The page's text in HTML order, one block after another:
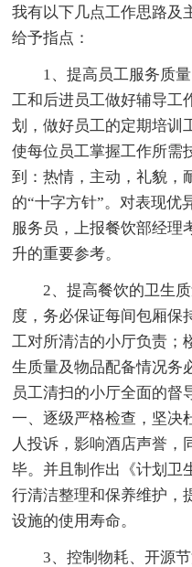
我有以下几点工作思路及
给予指点：
1、提高员工服务质
工和后进员工做好辅导工
划，做好员工的定期培训
使每位员工掌握工作所需
到：热情，主动，礼貌，
的“十字方针”。对表现优
服务员，上报餐饮部经理
升的重要参考。
2、提高餐饮的卫生
度，务必保证每间包厢保
工对所清洁的小厅负责；
生质量及物品配备情况务
员工清扫的小厅全面的督
一、逐级严格检查，坚决
人投诉，影响酒店声誉，
毕。并且制作出《计划卫
行清洁整理和保养维护，
设施的使用寿命。
3、控制物耗、开源